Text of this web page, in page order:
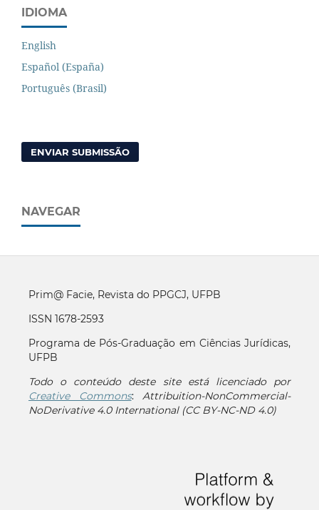
IDIOMA
English
Español (España)
Português (Brasil)
ENVIAR SUBMISSÃO
NAVEGAR
Prim@ Facie, Revista do PPGCJ, UFPB
ISSN 1678-2593
Programa de Pós-Graduação em Ciências Jurídicas,
UFPB
Todo o conteúdo deste site está licenciado por
Creative Commons:Attribuition-NonCommercial-
NoDerivative 4.0 International (CC BY-NC-ND 4.0)